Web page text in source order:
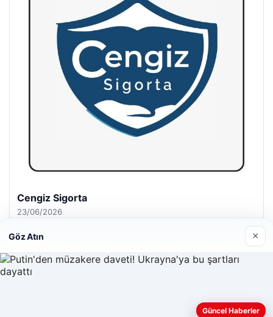
Hastaş Beton
26/05/2026
Göz Atın ×
Güncel Haberler